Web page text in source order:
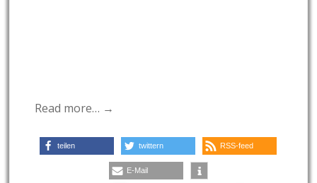
Read more… →
teilen twittern RSS-feed
E-Mail